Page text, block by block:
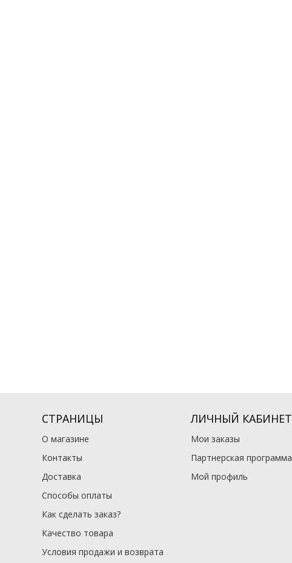
СТРАНИЦЫ
О магазине
Контакты
Доставка
Способы оплаты
Как сделать заказ?
Качество товара
Условия продажи и возврата
ЛИЧНЫЙ КАБИНЕТ
Мои заказы
Партнерская программа
Мой профиль